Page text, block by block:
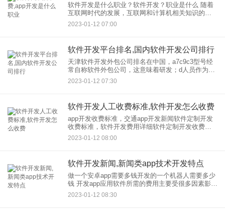
软件开发是什么职业？软件开发？职业是什么 随着
互联网时代的发展，互联网和计算机相关知识的应
用已经普及，软件开发的需求逐渐供不应求。据说
软件开发工资高，待遇好。那么，软件开发？到底
2023-01-12 07:00
软件开发平台排名,国内软件开发公司排行
天津软件开发外包公司排名在中国，a7c9c3型号经
常自称软件外包公司，这意味着研发；d人员作为原
材料直接销售给客户。事实上，如果软件外包公司
得到很好的控制，它仍然赚钱。但为数不多种模
2023-01-12 07:30
软件开发人工收费标准,软件开发怎么收费
app开发收费标准，交通app开发新闻软件定制开发
收费标准，软件开发费用详细软件定制开发收费标
准，软件开发费用详细 定制开发充电标准，开发费
用详情。 随着信息技术的发展，市场上出现了各种
2023-01-12 08:00
软件开发新闻,新闻类app技术开发特点
做一个安卓app需要多钱开发的一个机器人需要多少
钱 开发app应用软件所需的费用主要受很多因素影
响，其中比较重要的是通过查看安卓软件开发功能
的复杂程度和需要投入的人数来计算所需的app开发
2023-01-12 08:30